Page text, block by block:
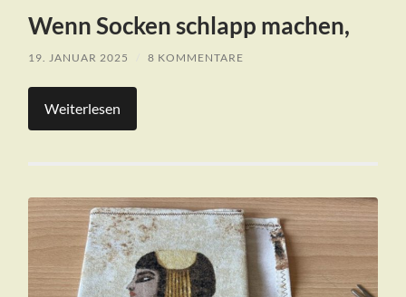
Wenn Socken schlapp machen,
19. JANUAR 2025 8 KOMMENTARE
Weiterlesen